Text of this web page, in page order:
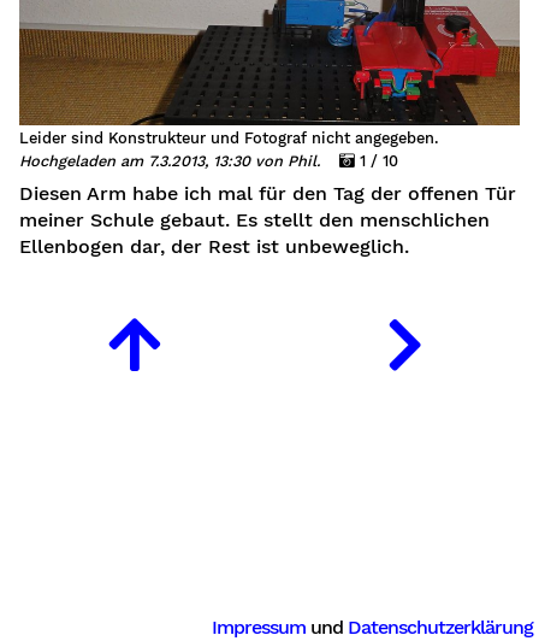
Leider sind Konstrukteur und Fotograf nicht angegeben.
Hochgeladen am 7.3.2013, 13:30 von Phil.
1 / 10
Diesen Arm habe ich mal für den Tag der offenen Tür
meiner Schule gebaut. Es stellt den menschlichen
Ellenbogen dar, der Rest ist unbeweglich.
Impressum und Datenschutzerklärung